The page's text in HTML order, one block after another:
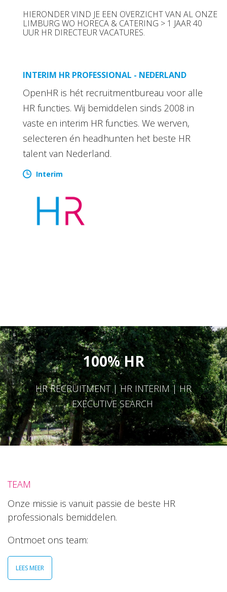
HIERONDER VIND JE EEN OVERZICHT VAN AL ONZE
LIMBURG WO HORECA & CATERING > 1 JAAR 40
UUR HR DIRECTEUR VACATURES.
INTERIM HR PROFESSIONAL - NEDERLAND
OpenHR is hét recruitmentbureau voor alle
HR functies. Wij bemiddelen sinds 2008 in
vaste en interim HR functies. We werven,
selecteren én headhunten het beste HR
talent van Nederland.
Interim
100% HR
HR RECRUITMENT | HR INTERIM | HR
EXECUTIVE SEARCH
TEAM
Onze missie is vanuit passie de beste HR
professionals bemiddelen.
Ontmoet ons team:
LEES MEER